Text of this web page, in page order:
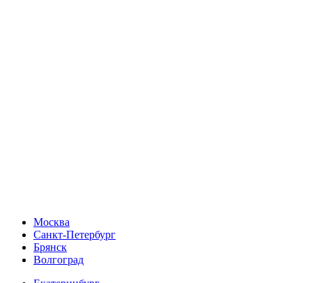
Москва
Санкт-Петербург
Брянск
Волгоград